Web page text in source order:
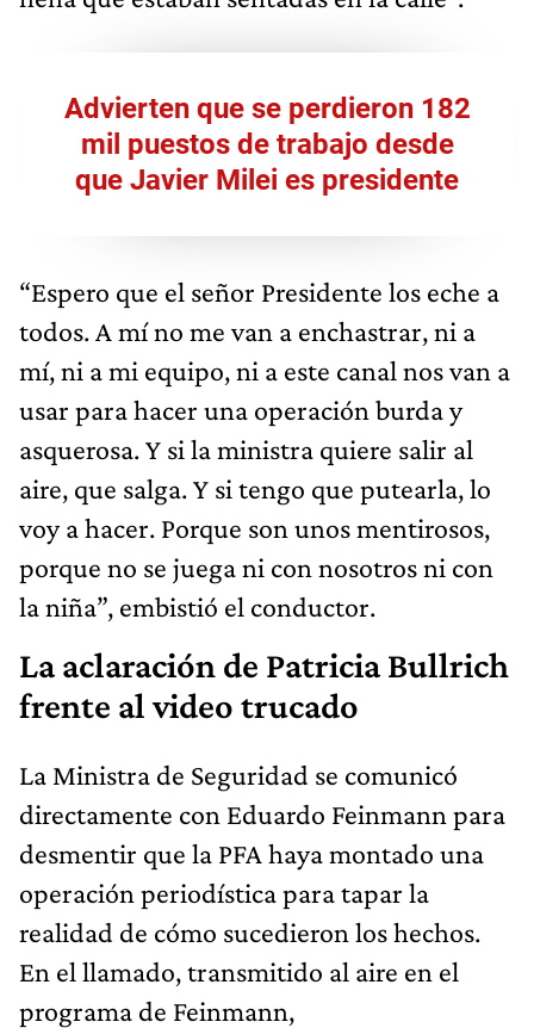
Advierten que se perdieron 182
mil puestos de trabajo desde
que Javier Milei es presidente
“Espero que el señor Presidente los eche a
todos. A mí no me van a enchastrar, ni a
mí, ni a mi equipo, ni a este canal nos van a
usar para hacer una operación burda y
asquerosa. Y si la ministra quiere salir al
aire, que salga. Y si tengo que putearla, lo
voy a hacer. Porque son unos mentirosos,
porque no se juega ni con nosotros ni con
la niña”, embistió el conductor.
La aclaración de Patricia Bullrich
frente al video trucado
La Ministra de Seguridad se comunicó
directamente con Eduardo Feinmann para
desmentir que la PFA haya montado una
operación periodística para tapar la
realidad de cómo sucedieron los hechos.
En el llamado, transmitido al aire en el
programa de Feinmann,